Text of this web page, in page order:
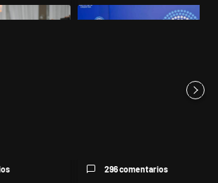
con el título "Karina Milei vuelve al centro
Un artículo de tendencia con el
296 comentarios